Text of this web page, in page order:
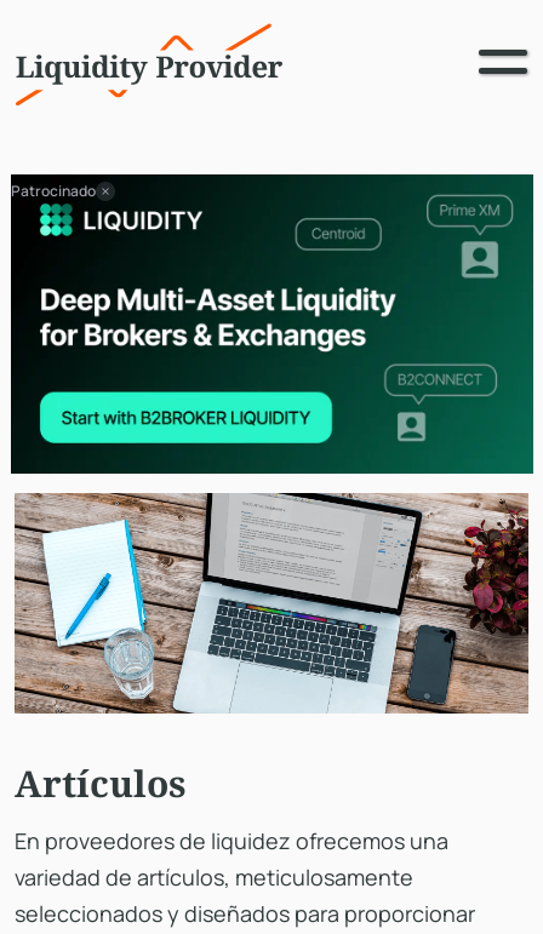
Patrocinado
Artículos
En proveedores de liquidez ofrecemos una
variedad de artículos, meticulosamente
seleccionados y diseñados para proporcionar